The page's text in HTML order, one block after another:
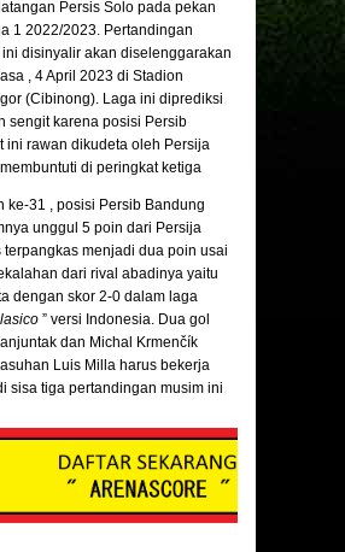
Persis Solo pada pekan
1 2022/2023. Pertandingan
disinyalir akan diselenggarakan
, 4 April 2023 di Stadion
(Cibinong). Laga ini diprediksi
sengit karena posisi Persib
ini rawan dikudeta oleh Persija
di peringkat ketiga
ke-31 , posisi Persib Bandung
unggul 5 poin dari Persija
terpangkas menjadi dua poin usai
dari rival abadinya yaitu
dengan skor 2-0 dalam laga
” versi Indonesia. Dua gol
dan Michal Krmenčík
Luis Milla harus bekerja
sisa tiga pertandingan musim ini